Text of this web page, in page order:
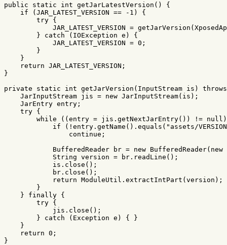
public
static int getJarLatestVersion ()
{
if
( JAR_LATEST_VERSION == - 1 )
{
try {
JAR_LATEST_VERSION = getJarVersion (
}
catch ( IOException e )
{
JAR_LATEST_VERSION = 0 ;
}
}
return JAR_LATEST_VERSION ;
}
private
static int getJarVersion ( InputStream is )
throws
JarInputStream jis = new JarInputStream( is );
JarEntry entry ;
try {
while
(( entry = jis . getNextJarEntry()) != null )
if
(! entry . getName (). equals ( "assets/
continue ;
BufferedReader
br = new BufferedReader( new
String version = br . readLine ();
is . close ();
br . close ();
return ModuleUtil . extractIntPart ( version );
}
}
finally {
try {
jis . close ();
}
catch ( Exception e ) {
}
}
return 0 ;
}